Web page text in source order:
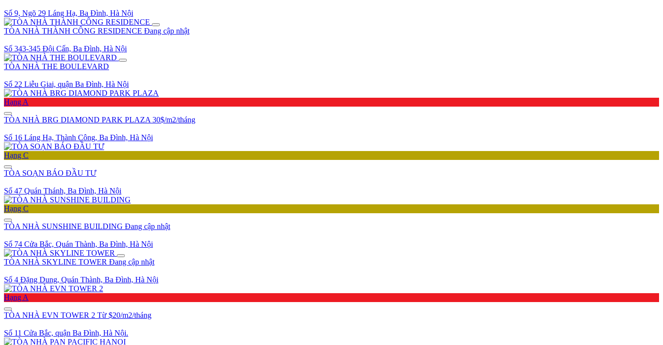
Số 9, Ngõ 29 Láng Hạ, Ba Đình, Hà Nội
TÒA NHÀ THÀNH CÔNG RESIDENCE Đang cập nhật
Số 343-345 Đội Cấn, Ba Đình, Hà Nội
TÒA NHÀ THE BOULEVARD
Số 22 Liễu Giai, quận Ba Đình, Hà Nội
Hạng A
TÒA NHÀ BRG DIAMOND PARK PLAZA 30$/m2/tháng
Số 16 Láng Hạ, Thành Công, Ba Đình, Hà Nội
Hạng C
TÒA SOẠN BÁO ĐẦU TƯ
Số 47 Quán Thánh, Ba Đình, Hà Nội
Hạng C
TÒA NHÀ SUNSHINE BUILDING Đang cập nhật
Số 74 Cửa Bắc, Quán Thành, Ba Đình, Hà Nội
TÒA NHÀ SKYLINE TOWER Đang cập nhật
Số 4 Đặng Dung, Quán Thành, Ba Đình, Hà Nội
Hạng A
TÒA NHÀ EVN TOWER 2 Từ $20/m2/tháng
Số 11 Cửa Bắc, quận Ba Đình, Hà Nội.